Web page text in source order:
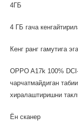
4ГБ
4 ГБ гача
Кенг ранг гамутига
OPPO A17k 100%
чарчатмайдиган
хиралаштиришни
Ён сканер